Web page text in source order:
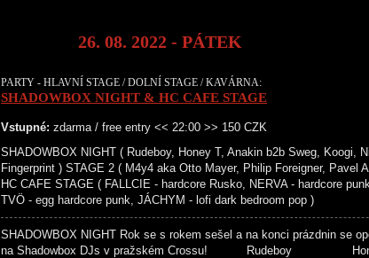
26. 08. 2022 - PÁTEK
PARTY - HLAVNÍ STAGE / DOLNÍ STAGE / KAVÁRNA:
SHADOWBOX NIGHT & HC CAFE STAGE
Vstupné: zdarma / free entry << 22:00 >> 150 CZK
SHADOWBOX NIGHT ( Rudeboy, Honey T, Anakin b2b Sweg, Koogi,
Fingerprint ) STAGE 2 ( M4y4 aka Otto Mayer, Philip Foreigner, Pavel
HC CAFE STAGE ( FALLCIE - hardcore Rusko, NERVA - hardcore
TVÖ - egg hardcore punk, JÁCHYM - lofi dark bedroom pop )
SHADOWBOX NIGHT Rok se s rokem sešel a na konci prázdnin se
na Shadowbox DJs v pražském Crossu!